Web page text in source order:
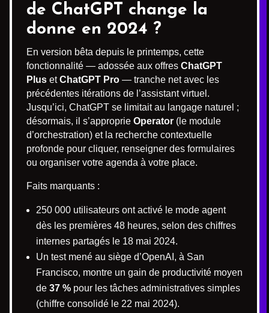
de ChatGPT change la
donne en 2024 ?
En version bêta depuis le printemps, cette
fonctionnalité — adossée aux offres ChatGPT
Plus etChatGPT Pro — tranche net avec les
précédentes itérations de l’assistant virtuel.
Jusqu’ici, ChatGPT se limitait au langage naturel ;
désormais, il s’approprie Operator (le module
d’orchestration) et la recherche contextuelle
profonde pour cliquer, renseigner des formulaires
ou organiser votre agenda à votre place.
Faits marquants :
250 000 utilisateurs ont activé le mode agent
dès les premières 48 heures, selon des chiffres
internes partagés le 18 mai 2024.
Un test mené au siège d’OpenAI, à San
Francisco, montre un gain de productivité moyen
de 37 % pour les tâches administratives simples
(chiffre consolidé le 22 mai 2024).